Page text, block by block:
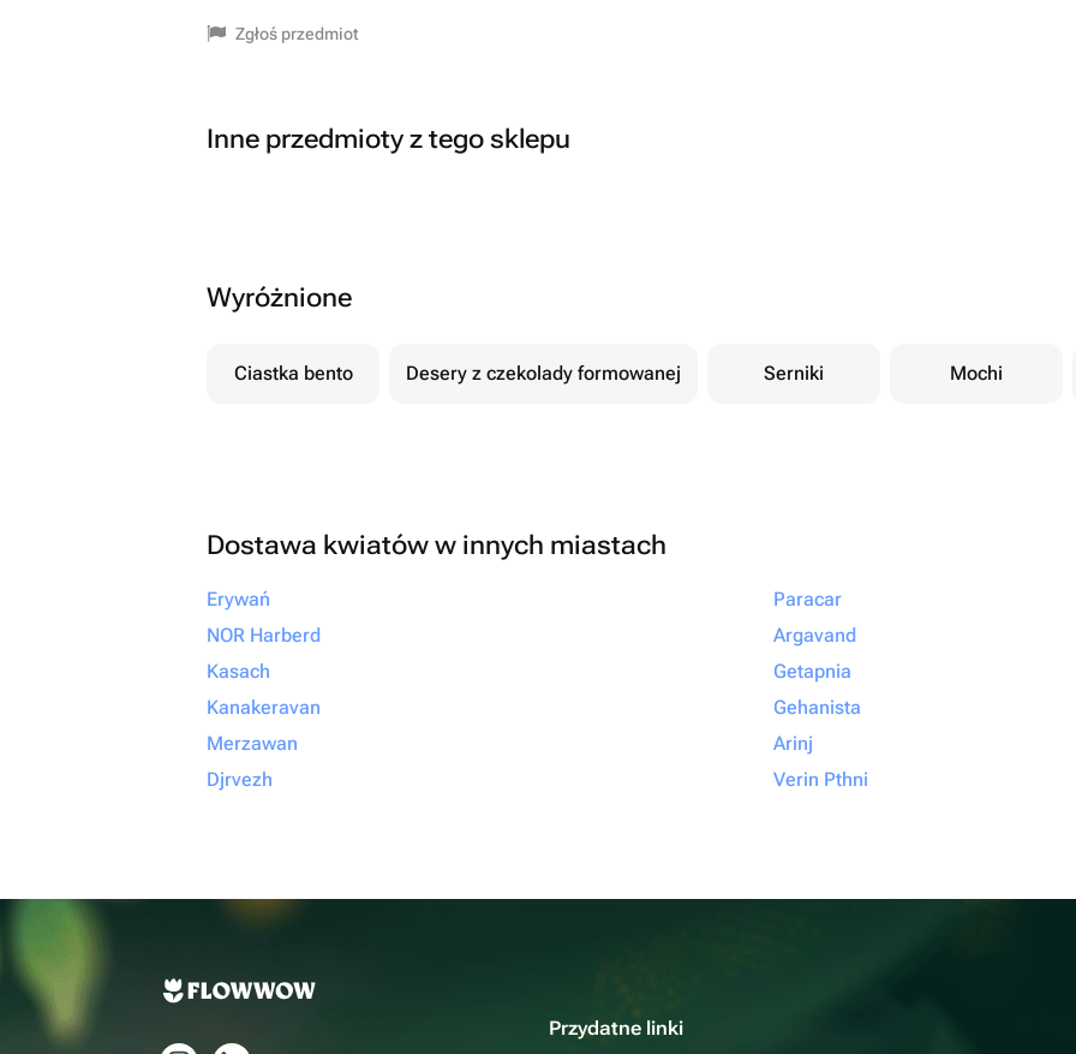
Zgłoś przedmiot
Inne przedmioty z tego sklepu
Wyróżnione
Ciastka bento Desery z czekolady formowanej Serniki Mochi
Dostawa kwiatów w innych miastach
Erywań
NOR Harberd
Kasach
Kanakeravan
Merzawan
Djrvezh
Paracar
Argavand
Getapnia
Gehanista
Arinj
Verin Pthni
Przydatne linki